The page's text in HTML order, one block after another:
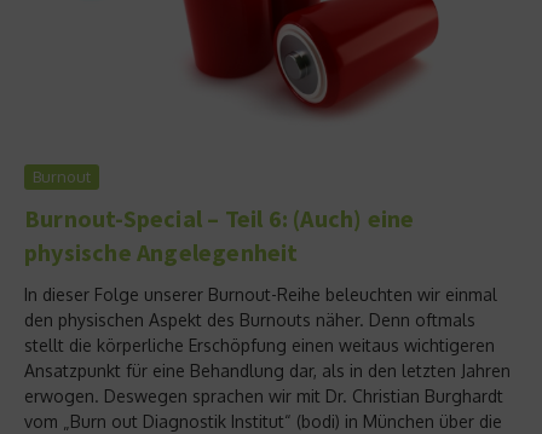
Burnout
Burnout-Special – Teil 6: (Auch) eine
physische Angelegenheit
In dieser Folge unserer Burnout-Reihe beleuchten wir einmal
den physischen Aspekt des Burnouts näher. Denn oftmals
stellt die körperliche Erschöpfung einen weitaus wichtigeren
Ansatzpunkt für eine Behandlung dar, als in den letzten Jahren
erwogen. Deswegen sprachen wir mit Dr. Christian Burghardt
vom „Burn out Diagnostik Institut“ (bodi) in München über die